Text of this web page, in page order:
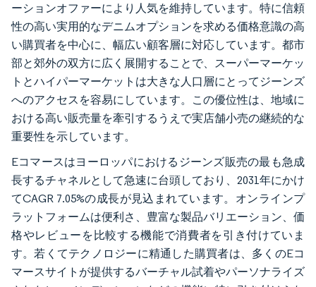
ーションオファーにより人気を維持しています。特に信頼
性の高い実用的なデニムオプションを求める価格意識の高
い購買者を中心に、幅広い顧客層に対応しています。都市
部と郊外の双方に広く展開することで、スーパーマーケッ
トとハイパーマーケットは大きな人口層にとってジーンズ
へのアクセスを容易にしています。この優位性は、地域に
おける高い販売量を牽引するうえで実店舗小売の継続的な
重要性を示しています。
Eコマースはヨーロッパにおけるジーンズ販売の最も急成
長するチャネルとして急速に台頭しており、2031年にかけ
てCAGR 7.05%の成長が見込まれています。オンラインプ
ラットフォームは便利さ、豊富な製品バリエーション、価
格やレビューを比較する機能で消費者を引き付けていま
す。若くてテクノロジーに精通した購買者は、多くのEコ
マースサイトが提供するバーチャル試着やパーソナライズ